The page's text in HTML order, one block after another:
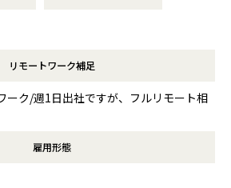
リモートワーク補足
ーク/週1日出社ですが、フルリモート相
雇用形態